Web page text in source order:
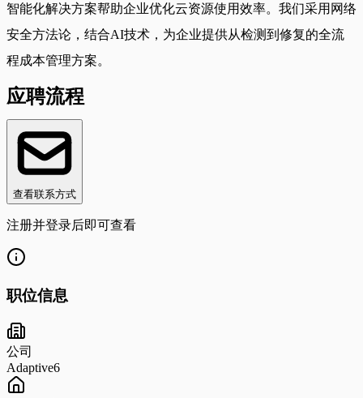
智能化解决方案帮助企业优化云资源使用效率。我们采用网络
安全方法论，结合AI技术，为企业提供从检测到修复的全流
程成本管理方案。
应聘流程
查看联系方式
注册并登录后即可查看
职位信息
公司
Adaptive6